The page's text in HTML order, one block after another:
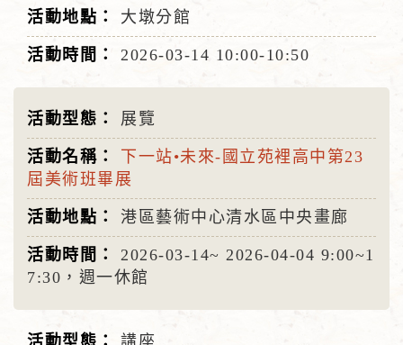
大墩分館
2026-03-14 10:00-10:50
展覽
下一站•未來-國立苑裡高中第23
屆美術班畢展
港區藝術中心清水區中央畫廊
2026-03-14~ 2026-04-04 9:00~1
7:30，週一休館
講座